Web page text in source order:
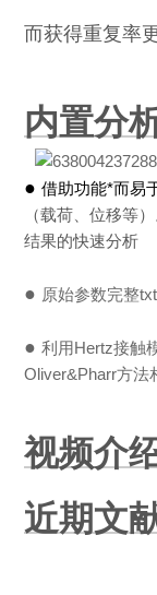
而获得重复率
内置分
●借助功能*而易
（载荷、位移等
结果的快速分析
● 原始参数完整
●利用Hertz接触
Oliver&Pharr方法
视频介
近期文